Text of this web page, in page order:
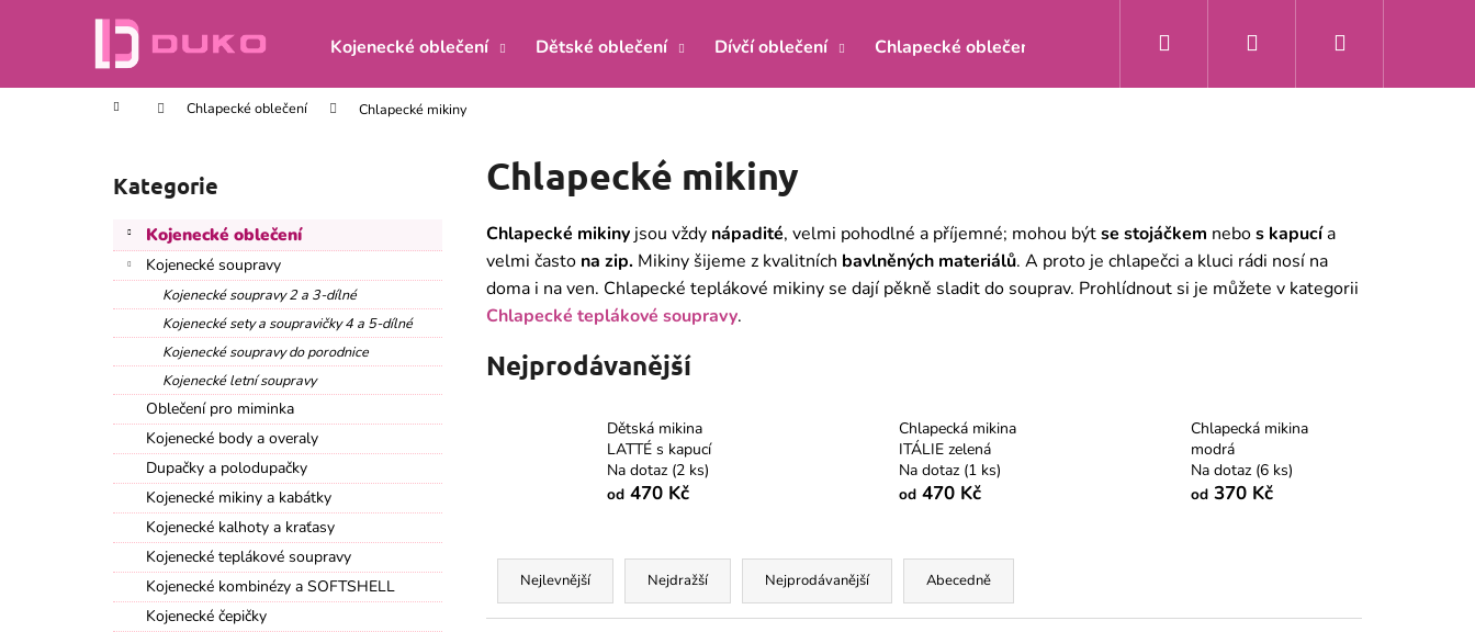
Kojenecké oblečení Dětské oblečení Dívčí oblečení Chlapecké oblečení Doprava a platba Kontakty
Přihlášení
Domů Chlapecké oblečení Chlapecké mikiny
Přeskočit
kategorie
Kategorie
Kojenecké oblečení
Kojenecké soupravy
Kojenecké soupravy 2 a 3-dílné
Kojenecké sety a soupravičky 4 a 5-dílné
Kojenecké soupravy do porodnice
Kojenecké letní soupravy
Oblečení pro miminka
Kojenecké body a overaly
Dupačky a polodupačky
Kojenecké mikiny a kabátky
Kojenecké kalhoty a kraťasy
Kojenecké teplákové soupravy
Kojenecké kombinézy a SOFTSHELL
Kojenecké čepičky
Chlapecké mikiny
Chlapecké mikiny jsou vždy nápadité, velmi pohodlné a příjemné; mohou býtse stojáčkem nebos kapucía
velmi často na zip. Mikiny šijeme z kvalitních bavlněných materiálů. A proto je chlapečci a kluci rádi nosí na
doma i na ven. Chlapecké teplákové mikiny se dají pěkně sladit do souprav. Prohlídnout si je můžete v kategorii
Chlapecké teplákové soupravy.
Nejprodávanější
Dětská mikina
LATTÉ s kapucí
Na dotaz (2 ks)
od 470 Kč
Chlapecká mikina
ITÁLIE zelená
Na dotaz (1 ks)
od470 Kč
Chlapecká mikina
modrá
Na dotaz (6 ks)
od370 Kč
Ř
z
Nejlevnější Nejdražší Nejprodávanější Abecedně
í
do
do
Doporučujeme
DĚTSKÉ TEPLÁKY ČERNÉ
290 Kč
KOJENECKÝ KABÁTEK ŽIRAFA MÁTA
KOJENECKÉ BODY ŽIRAFA MÁTA S
DLOUHÝM RUKÁVEM